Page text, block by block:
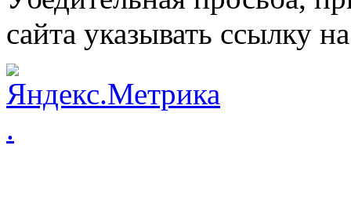
сайта указывать ссылку
.